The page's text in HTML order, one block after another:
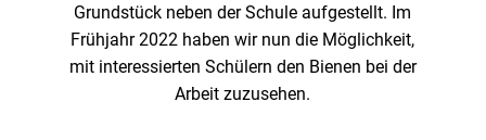
Grund­stück neben der Schule aufge­stellt. Im
Früh­jahr 2022 haben wir nun die Möglich­keit,
mit inter­es­sierten Schü­lern den Bienen bei der
Arbeit zuzu­sehen.